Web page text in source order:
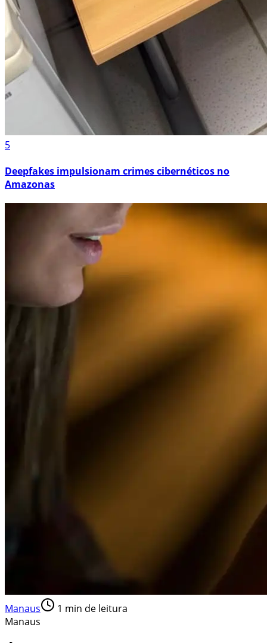
5
Deepfakes impulsionam crimes cibernéticos no
Amazonas
Manaus 1 min de leitura
Manaus